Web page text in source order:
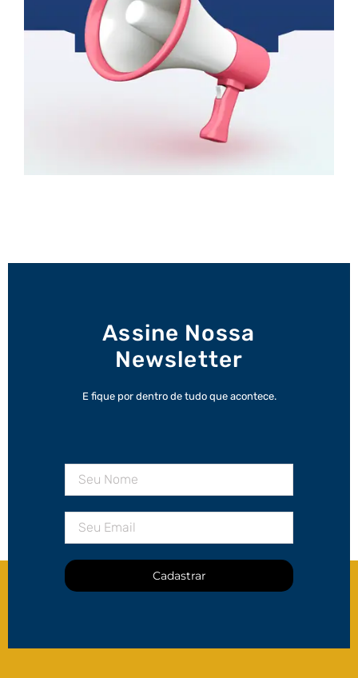
Assine Nossa
Newsletter
E fique por dentro de tudo que acontece.
Cadastrar